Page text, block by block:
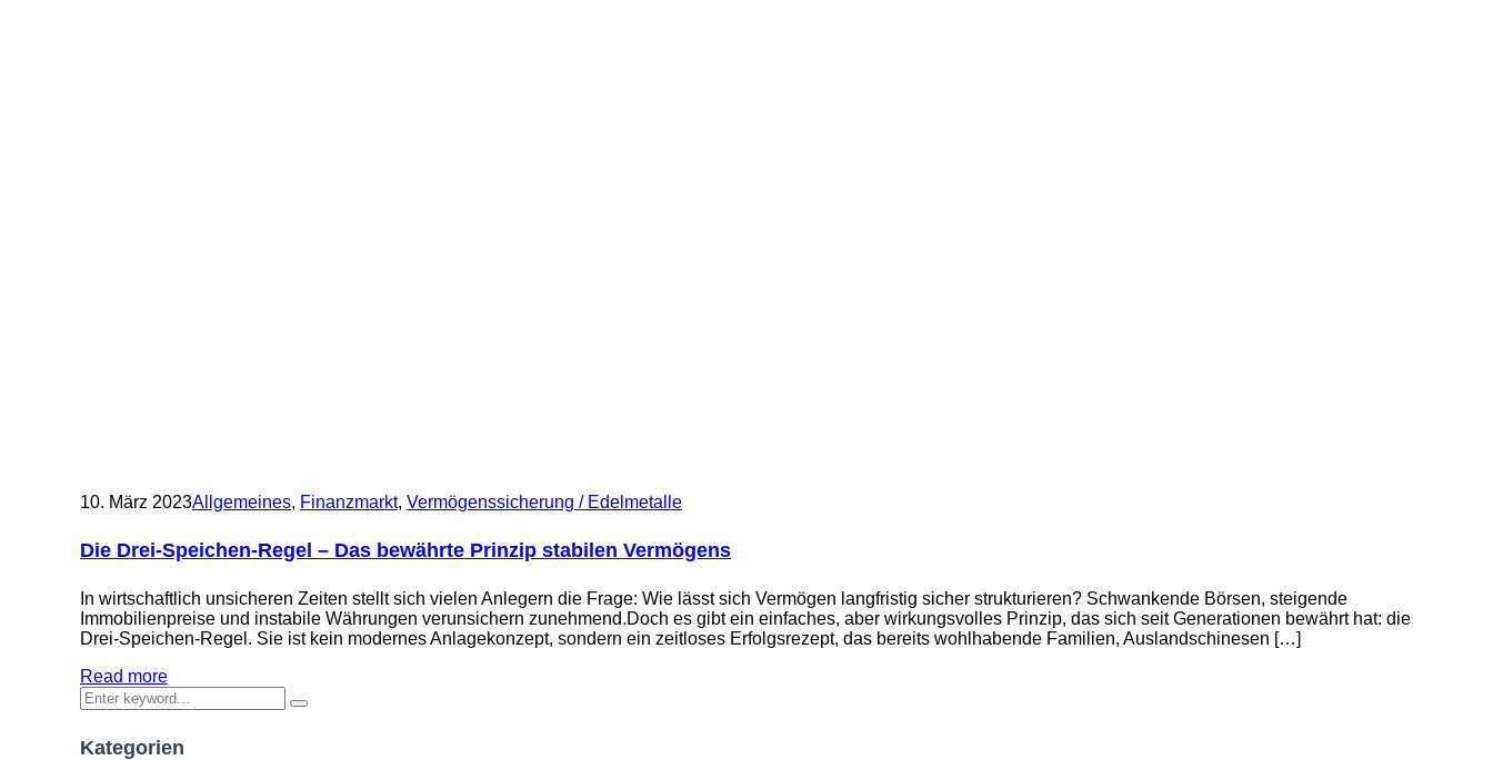
10. März 2023Allgemeines, Finanzmarkt, Vermögenssicherung / Edelmetalle
Die Drei-Speichen-Regel – Das bewährte Prinzip stabilen Vermögens
In wirtschaftlich unsicheren Zeiten stellt sich vielen Anlegern die Frage: Wie lässt sich Vermögen langfristig sicher strukturieren? Schwankende Börsen, steigende
Immobilienpreise und instabile Währungen verunsichern zunehmend.Doch es gibt ein einfaches, aber wirkungsvolles Prinzip, das sich seit Generationen bewährt hat: die
Drei-Speichen-Regel. Sie ist kein modernes Anlagekonzept, sondern ein zeitloses Erfolgsrezept, das bereits wohlhabende Familien, Auslandschinesen […]
Read more
Kategorien